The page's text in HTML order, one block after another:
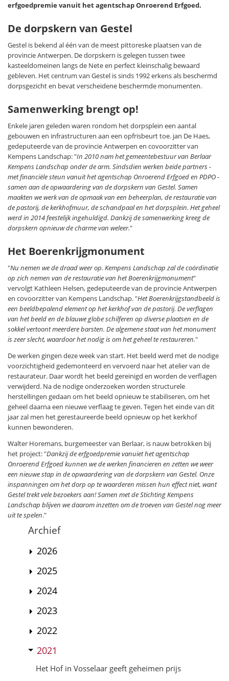
erfgoedpremie vanuit het agentschap Onroerend Erfgoed.
De dorpskern van Gestel
Gestel is bekend al één van de meest pittoreske plaatsen van de
provincie Antwerpen. De dorpskern is gelegen tussen twee
kasteeldomeinen langs de Nete en perfect kleinschalig bewaard
gebleven. Het centrum van Gestel is sinds 1992 erkens als beschermd
dorpsgezicht en bevat verscheidene beschermde monumenten.
Samenwerking brengt op!
Enkele jaren geleden waren rondom het dorpsplein een aantal
gebouwen en infrastructuren aan een opfrisbeurt toe. jan De Haes,
gedeputeerde van de provincie Antwerpen en covoorzitter van
Kempens Landschap: "In 2010 nam het gemeentebestuur van Berlaar
Kempens Landschap onder de arm. Sindsdien werken beide partners -
met financiële steun vanuit het agentschap Onroerend Erfgoed en PDPO -
samen aan de opwaardering van de dorpskern van Gestel. Samen
maakten we werk van de opmaak van een beheerplan, de restauratie van
de pastorij, de kerkhofmuur, de schandpaal en het dorpsplein. Het geheel
werd in 2014 feestelijk ingehuldigd. Dankzij de samenwerking kreeg de
dorpskern opnieuw de charme van weleer."
Het Boerenkrijgmonument
"Nu nemen we de draad weer op. Kempens Landschap zal de coördinatie
op zich nemen van de restauratie van het Boerenkrijgmonument"
vervolgt Kathleen Helsen, gedeputeerde van de provincie Antwerpen
en covoorzitter van Kempens Landschap. "Het Boerenkrijgstandbeeld is
een beeldbepalend element op het kerkhof van de pastorij. De verflagen
van het beeld en de blauwe globe schilferen op diverse plaatsen en de
sokkel vertoont meerdere barsten. De algemene staat van het monument
is zeer slecht, waardoor het nodig is om het geheel te restaureren."
De werken gingen deze week van start. Het beeld werd met de nodige
voorzichtigheid gedemonteerd en vervoerd naar het atelier van de
restaurateur. Daar wordt het beeld gereinigd en worden de verflagen
verwijderd. Na de nodige onderzoeken worden structurele
herstellingen gedaan om het beeld opnieuw te stabiliseren, om het
geheel daarna een nieuwe verflaag te geven. Tegen het einde van dit
jaar zal men het gerestaureerde beeld opnieuw op het kerkhof
kunnen bewonderen.
Walter Horemans, burgemeester van Berlaar, is nauw betrokken bij
het project: "Dankzij de erfgoedpremie vanuiet het agentschap
Onroerend Erfgoed kunnen we de werken financieren en zetten we weer
een nieuwe stap in de opwaardering van de dorpskern van Gestel. Onze
inspanningen om het dorp op te waarderen missen hun effect niet, want
Gestel trekt vele bezoekers aan! Samen met de Stichting Kempens
Landschap blijven we daarom inzetten om de troeven van Gestel nog meer
uit te spelen."
Archief
2026
2025
2024
2023
2022
2021
Het Hof in Vosselaar geeft geheimen prijs